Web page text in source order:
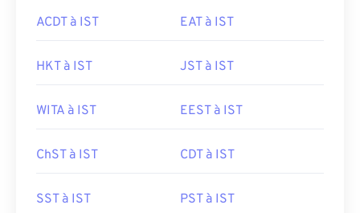
ACDT à IST EAT à IST
HKT à IST JST à IST
WITA à IST EEST à IST
ChST à IST CDT à IST
SST à IST PST à IST